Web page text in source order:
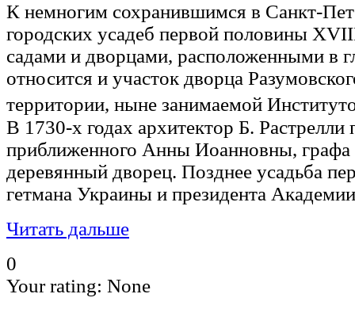
К немногим сохранившимся в Санкт-
городских усадеб первой половины
садами и дворцами, расположенными в
относится и участок дворца
территории, ныне занимаемой
В 1730-х годах архитектор Б. Растрелли
приближенного Анны Иоанновны, графа
деревянный дворец. Позднее усадьба
гетмана Украины и президента
Читать дальше
0
Your rating: None